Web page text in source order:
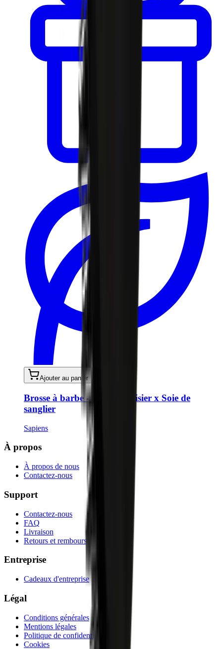
Ajouter au panier
Brosse à barbe - Bois de cerisier x Soie de
sanglier
Sapiens
À propos
À propos de nous
Contactez-nous
Support
Contactez-nous
FAQ
Livraison
Retours et remboursements
Entreprise
Cadeaux d'entreprise
Légal
Conditions générales
Mentions légales
Politique de confidentialité
Cookies